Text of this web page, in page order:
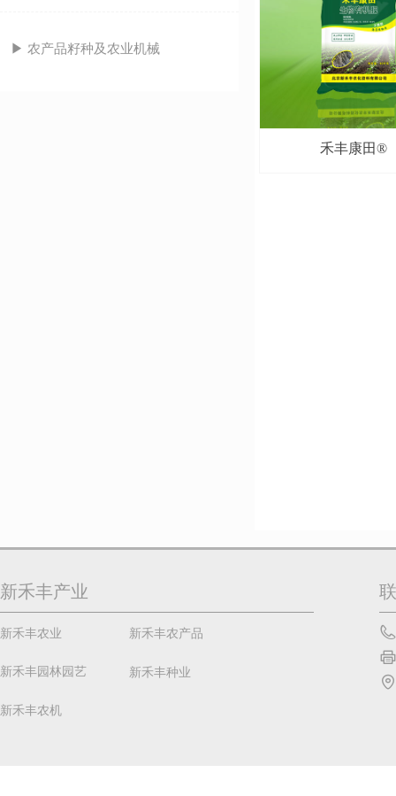
▶ 农产品籽种及农业机械
禾丰康田®
新禾丰产业
新禾丰农业
新禾丰园林园艺
新禾丰农机
新禾丰农产品
新禾丰种业